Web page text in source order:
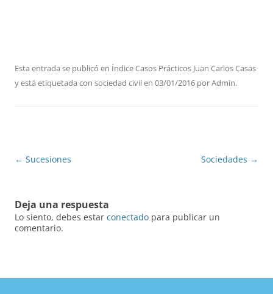
Esta entrada se publicó en Índice Casos Prácticos Juan Carlos Casas
y está etiquetada con sociedad civilen 03/01/2016 porAdmin.
Navegación
← Sucesiones Sociedades →
Deja una respuesta
Lo siento, debes estar conectado para publicar un
comentario.